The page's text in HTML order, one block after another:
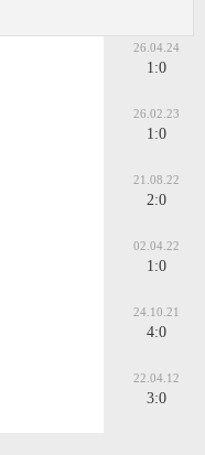
26.04.24
1:0
26.02.23
1:0
21.08.22
2:0
02.04.22
1:0
24.10.21
4:0
22.04.12
3:0